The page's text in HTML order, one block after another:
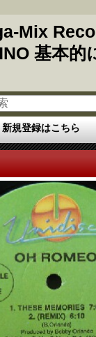
Mix
基本的
新規登録はこちら